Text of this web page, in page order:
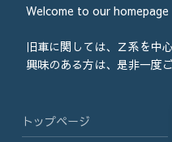
Welcome to our homepage
旧車に関しては、Ｚ系を中
興味のある方は、是非一度
トップページ